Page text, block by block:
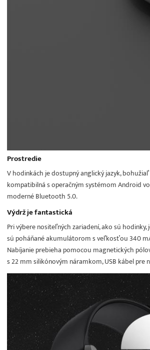
Prostredie
V hodinkách je dostupný anglický jazyk,
kompatibilná s operačným systémom Android vo
moderné Bluetooth 5.0.
Výdrž je fantastická
Pri výbere nositeľných zariadení, ako sú
sú poháňané akumulátorom s veľkosťou 340
Nabíjanie prebieha pomocou magnetických
s 22 mm silikónovým náramkom, USB kábel pre